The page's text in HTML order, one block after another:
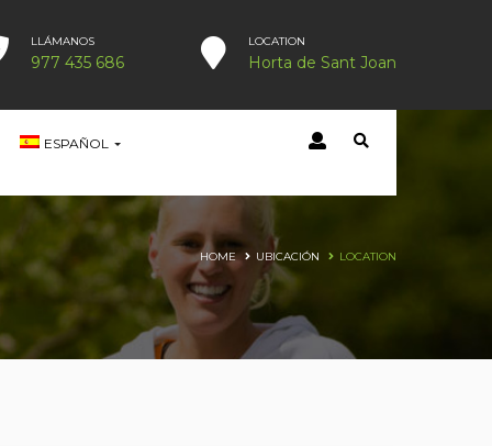
LLÁMANOS
977 435 686
LOCATION
Horta de Sant Joan
ESPAÑOL
HOME UBICACIÓN LOCATION